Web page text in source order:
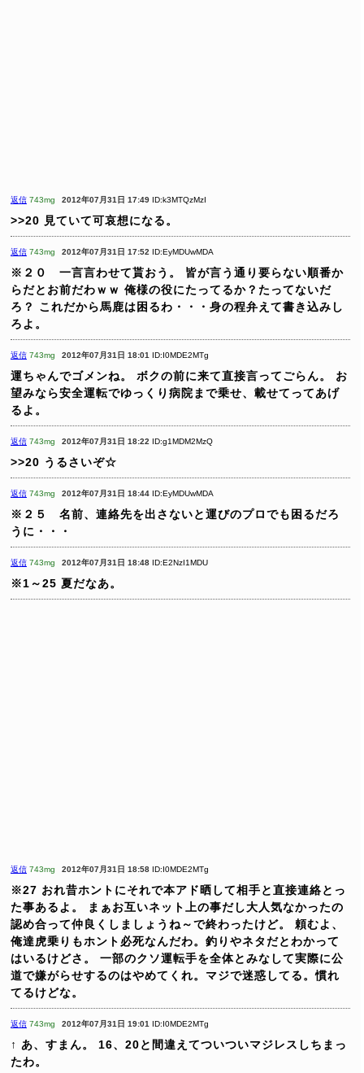
返信 743mg 2012年07月31日 17:49 ID:k3MTQzMzI
>>20 見ていて可哀想になる。
返信 743mg 2012年07月31日 17:52 ID:EyMDUwMDA
※２０ 一言言わせて貰おう。
皆が言う通り要らない順番か
らだとお前だわｗｗ 俺様の役にたってるか？たってないだ
ろ？
これだから馬鹿は困るわ・・・身の程弁えて書き込みし
ろよ。
返信 743mg 2012年07月31日 18:01 ID:I0MDE2MTg
運ちゃんでゴメンね。 ボクの前に来て直接言ってごらん。
お
望みなら安全運転でゆっくり病院まで乗せ、載せてってあげ
るよ。
返信 743mg 2012年07月31日 18:22 ID:g1MDM2MzQ
>>20 うるさいぞ☆
返信 743mg 2012年07月31日 18:44 ID:EyMDUwMDA
※２５ 名前、連絡先を出さないと運びのプロでも困るだろ
うに・・・
返信 743mg 2012年07月31日 18:48 ID:E2NzI1MDU
※1～25 夏だなあ。
返信 743mg 2012年07月31日 18:58 ID:I0MDE2MTg
※27 おれ昔ホントにそれで本アド晒して相手と直接連絡とっ
た事あるよ。
まぁお互いネット上の事だし大人気なかったの
認め合って仲良くしましょうね～で終わったけど。
頼むよ、
俺達虎乗りもホント必死なんだわ。釣りやネタだとわかって
はいるけどさ。
一部のクソ運転手を全体とみなして実際に公
道で嫌がらせするのはやめてくれ。マジで迷惑してる。慣れ
てるけどな。
返信 743mg 2012年07月31日 19:01 ID:I0MDE2MTg
↑ あ、すまん。
16、20と間違えてついついマジレスしちまっ
たわ。